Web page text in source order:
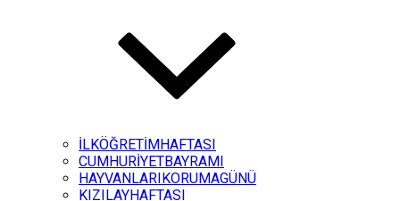
İLKÖĞRETİMHAFTASI
CUMHURİYETBAYRAMI
HAYVANLARIKORUMAGÜNÜ
KIZILAYHAFTASI